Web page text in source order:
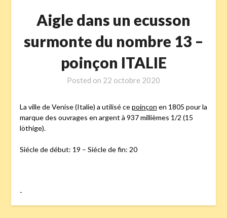
Aigle dans un ecusson
surmonte du nombre 13 –
poinçon ITALIE
Posted on 22 octobre 2020
La ville de Venise (Italie) a utilisé cepoinçon en 1805 pour la
marque des ouvrages en argent à 937 millièmes 1/2 (15
löthige).
Siécle de début: 19 – Siécle de fin: 20
-